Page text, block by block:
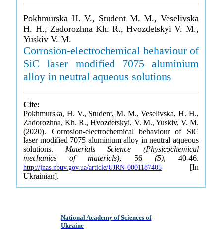
Pokhmurska H. V., Student M. M., Veselivska
H. H., Zadorozhna Kh. R., Hvozdetskyi V. M.,
Yuskiv V. M.
Corrosion-electrochemical behaviour of
SiC laser modified 7075 aluminium
alloy in neutral aqueous solutions
Cite:
Pokhmurska, H. V., Student, M. M., Veselivska, H. H.,
Zadorozhna, Kh. R., Hvozdetskyi, V. M., Yuskiv, V. M.
(2020). Corrosion-electrochemical behaviour of SiC
laser modified 7075 aluminium alloy in neutral aqueous
solutions. Materials Science (Physicochemical
mechanics of materials), 56(5), 40-46.
http://jnas.nbuv.gov.ua/article/UJRN-0001187405 [In
Ukrainian].
National Academy of Sciences of
Ukraine